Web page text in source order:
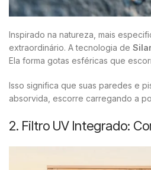
Inspirado na natureza, mais
extraordinário. A tecnologia de
Ela forma gotas esféricas que
Isso significa que suas paredes e
absorvida, escorre carregando a
2. Filtro UV Integrado: